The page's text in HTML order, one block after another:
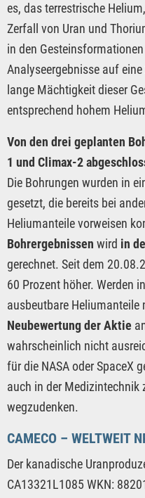
es, das terrestrische
Zerfall von Uran und
in den
Analyseergebnisse auf
lange Mächtigkeit dieser
entsprechend hohem
Von den drei geplanten
1 und Climax-2
Die Bohrungen wurden in
gesetzt, die bereits bei
Heliumanteile vorweisen
Bohrergebnissen wird in
gerechnet. Seit dem
60 Prozent höher. Werden
ausbeutbare Heliumanteile
Neubewertung der Aktie
wahrscheinlich nicht
für die NASA oder SpaceX
auch in der Medizintechnik
wegzudenken.
CAMECO – WELTWEIT
Der kanadische
CA13321L1085 WKN: